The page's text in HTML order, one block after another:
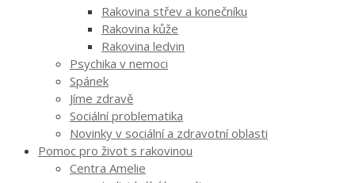
Rakovina střev a konečníku
Rakovina kůže
Rakovina ledvin
Psychika v nemoci
Spánek
Jíme zdravě
Sociální problematika
Novinky v sociální a zdravotní oblasti
Pomoc pro život s rakovinou
Centra Amelie